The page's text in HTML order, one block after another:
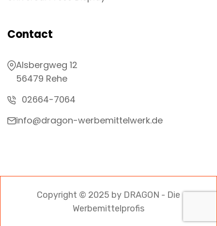
Contact
Alsbergweg 12
56479 Rehe
02664-7064
info@dragon-werbemittelwerk.de
Copyright © 2025 by DRAGON - Die
Werbemittelprofis